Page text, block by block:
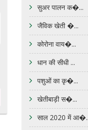
सुअर पालन क�...
जैविक खेती �...
कोरोना वाय�...
धान की सीधी ...
पशुओं का कृ�...
खेतीबाड़ी स�...
साल 2020 में